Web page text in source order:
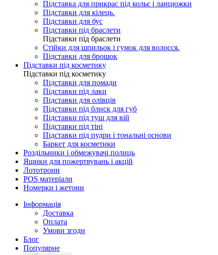
Підставка для прикрас під кольє і ланцюжки
Підставки для кілець.
Підставки для бус
Підставки під браслети
Підставки під браслети
Стійки для шпильок і гумок для волосся.
Підставки для брошок
Підставки під косметику
Підставки під косметику
Підставки для помади
Підставки під лаки
Підставки для олівців
Підставки під блиск для губ
Підставки під туш для вій
Підставки під тіні
Підставки під пудри і тональні основи
Баркет для косметики
Роздільники і обмежувачі полиць
Ящики для пожертвувань і акцій
Лототрони
POS матеріали
Номерки і жетони
Інформація
Доставка
Оплата
Умови згоди
Блог
Популярне